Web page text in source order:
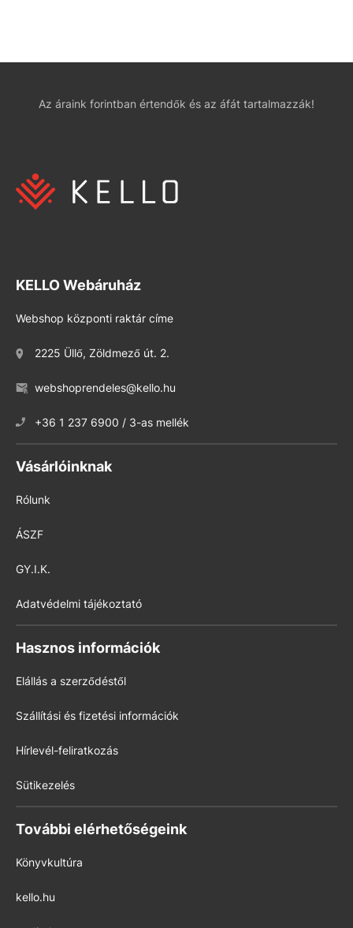
Az áraink forintban értendők és az áfát tartalmazzák!
KELLO Webáruház
Webshop központi raktár címe
2225 Üllő, Zöldmező út. 2.
webshoprendeles@kello.hu
+36 1 237 6900 / 3-as mellék
Vásárlóinknak
Rólunk
ÁSZF
GY.I.K.
Adatvédelmi tájékoztató
Hasznos információk
Elállás a szerződéstől
Szállítási és fizetési információk
Hírlevél-feliratkozás
Sütikezelés
További elérhetőségeink
Könyvkultúra
kello.hu